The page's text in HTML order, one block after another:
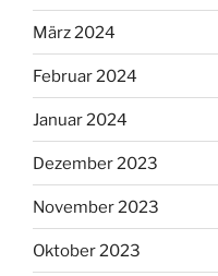
März 2024
Februar 2024
Januar 2024
Dezember 2023
November 2023
Oktober 2023